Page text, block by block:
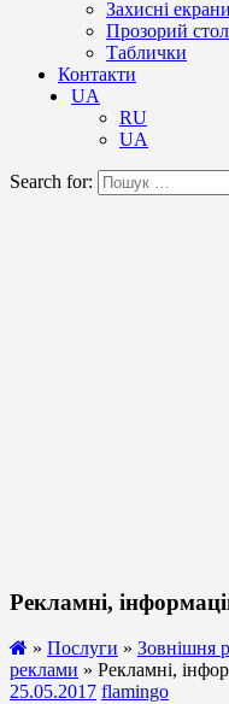
Захисні
Прозорий
Таблички
Контакти
UA
RU
UA
Search for:
Рекламні,
» Послуги » Зовнішня
реклами » Рекламні,
25.05.2017 flamingo